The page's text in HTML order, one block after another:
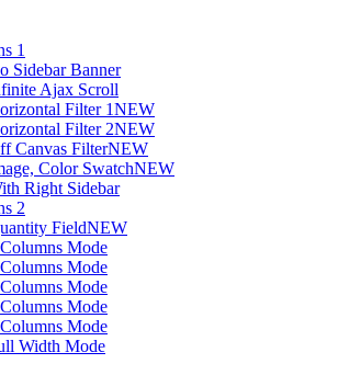
1
Sidebar Banner
Ajax Scroll
Filter 1NEW
Filter 2NEW
Canvas FilterNEW
Color SwatchNEW
Right Sidebar
2
FieldNEW
Mode
Mode
Mode
Mode
Mode
Width Mode